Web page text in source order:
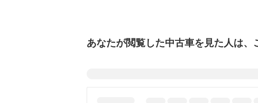
あなたが閲覧した中古車を見た人は、